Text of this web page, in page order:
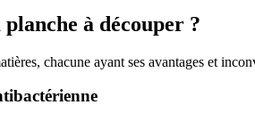
à découper ?
chacune ayant ses avantages et